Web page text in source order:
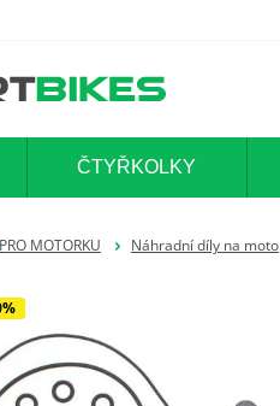
ČTYŘKOLKY
PRO MOTORKU Náhradní díly na moto